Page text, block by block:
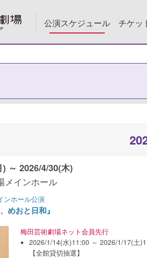
公演スケジュール チケッ
～ 2026/4/30(木)
メインホール
ンホール公演
めおと日和』
梅田芸術劇場ネット会員先行
2026/1/14(水)11:00 ～ 2026/1/17(土
【全館貸切抽選】